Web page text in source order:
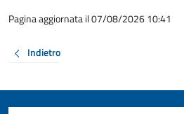
Pagina aggiornata il 07/08/2026 10:41
Indietro